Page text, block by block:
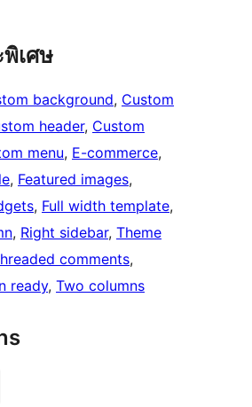
เศษ
background, Custom
header, Custom
menu, E-commerce
, Featured images
, Full width template
, Right sidebar, Theme
comments
ready, Two columns